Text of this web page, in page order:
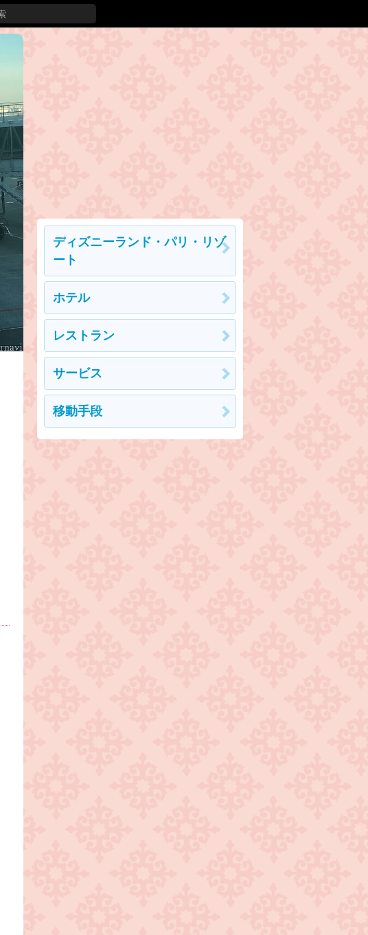
ディズニーランド・パリ・リゾ
ート
ホテル
レストラン
サービス
移動手段